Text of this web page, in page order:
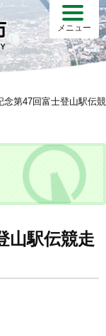
メニュー
念第47回富士登山駅伝競
山駅伝競走